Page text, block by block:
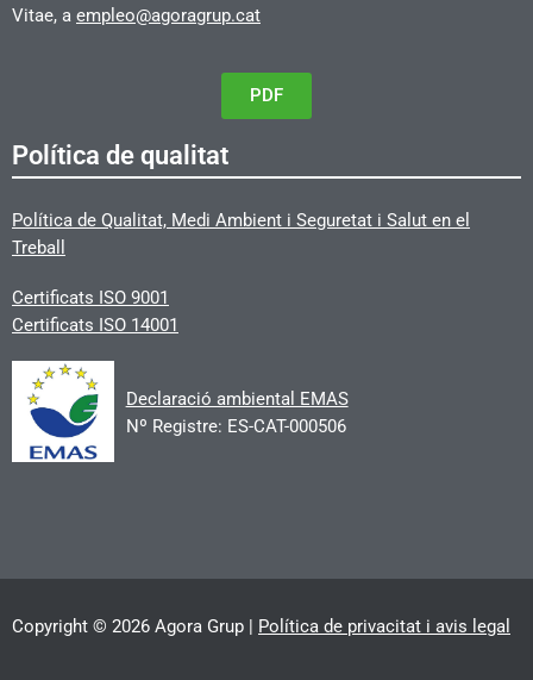
Vitae, a empleo@agoragrup.cat
PDF
Política de qualitat
Política de Qualitat, Medi Ambient i Seguretat i Salut en el
Treball
Certificats ISO 9001
Certificats ISO 14001
Declaració ambiental EMAS
Nº Registre: ES-CAT-000506
Copyright © 2026 Agora Grup | Política de privacitat i avis legal